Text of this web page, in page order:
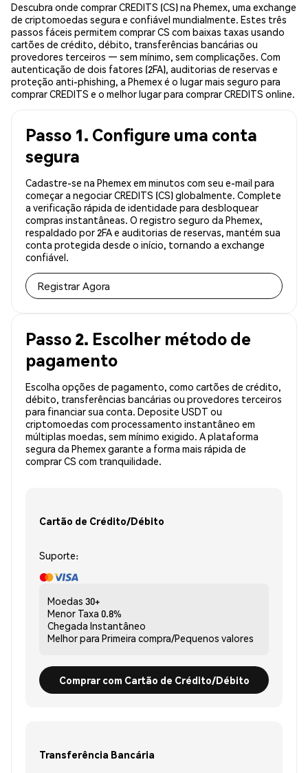
Descubra onde comprar CREDITS (CS) na Phemex, uma exchange
de criptomoedas segura e confiável mundialmente. Estes três
passos fáceis permitem comprar CS com baixas taxas usando
cartões de crédito, débito, transferências bancárias ou
provedores terceiros — sem mínimo, sem complicações. Com
autenticação de dois fatores (2FA), auditorias de reservas e
proteção anti-phishing, a Phemex é o lugar mais seguro para
comprar CREDITS e o melhor lugar para comprar CREDITS online.
Passo 1. Configure uma conta
segura
Cadastre-se na Phemex em minutos com seu e-mail para
começar a negociar CREDITS (CS) globalmente. Complete
a verificação rápida de identidade para desbloquear
compras instantâneas. O registro seguro da Phemex,
respaldado por 2FA e auditorias de reservas, mantém sua
conta protegida desde o início, tornando a exchange
confiável.
Registrar Agora
Passo 2. Escolher método de
pagamento
Escolha opções de pagamento, como cartões de crédito,
débito, transferências bancárias ou provedores terceiros
para financiar sua conta. Deposite USDT ou
criptomoedas com processamento instantâneo em
múltiplas moedas, sem mínimo exigido. A plataforma
segura da Phemex garante a forma mais rápida de
comprar CS com tranquilidade.
Cartão de Crédito/Débito
Suporte:
Moedas 30+
Menor Taxa 0.8%
Chegada Instantâneo
Melhor para Primeira compra/Pequenos valores
Comprar com Cartão de Crédito/Débito
Transferência Bancária